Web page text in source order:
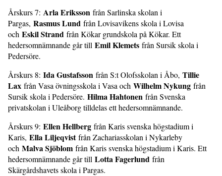
Årskurs 7: Arla Eriksson från Sarlinska skolan i
Pargas, Rasmus Lund från Lovisavikens skola i Lovisa
och Eskil Strand från Kökar grundskola på Kökar. Ett
hedersomnämnande går till Emil Klemets från Sursik skola i
Pedersöre.
Årskurs 8: Ida Gustafsson från S:t Olofsskolan i Åbo, Tillie
Lax från Vasa övningsskola i Vasa och Wilhelm Nykung från
Sursik skola i Pedersöre. Hilma Hahtonen från Svenska
privatskolan i Uleåborg tilldelas ett hedersomnämnande.
Årskurs 9: Ellen Hellberg från Karis svenska högstadium i
Karis, Ella Liljeqvistfrån Zachariasskolan i Nykarleby
och Malva Sjöblom från Karis svenska högstadium i Karis. Ett
hedersomnämnande går till Lotta Fagerlund från
Skärgårdshavets skola i Pargas.